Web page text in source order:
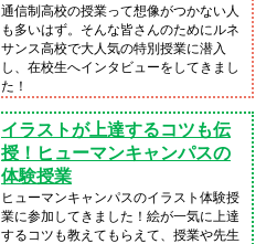
通信制高校の授業って想像がつかない人
も多いはず。そんな皆さんのためにルネ
サンス高校で大人気の特別授業に潜入
し、在校生へインタビューをしてきまし
た！
イラストが上達するコツも伝
授！ヒューマンキャンパスの
体験授業
ヒューマンキャンパスのイラスト体験授
業に参加してきました！絵が一気に上達
するコツも教えてもらえて、授業や先生